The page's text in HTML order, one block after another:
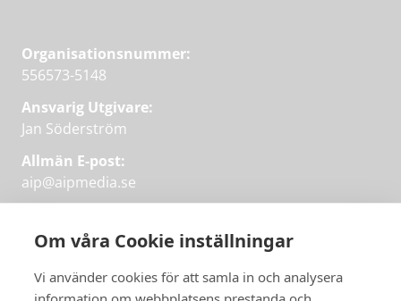
Om våra Cookie inställningar
Vi använder cookies för att samla in och analysera
Organisationsnummer:
556573-5148
Ansvarig Utgivare:
Jan Söderström
Allmän E-post:
aip@aipmedia.se
aip@flowyinfo.seeller 08-1210 60 40.
Instagram
LinkedIn
Twitter
Facebook